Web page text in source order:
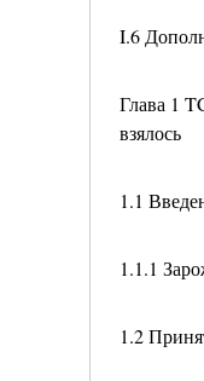
I.6
Глава 1
взялось
1.1
1.1.1
1.2